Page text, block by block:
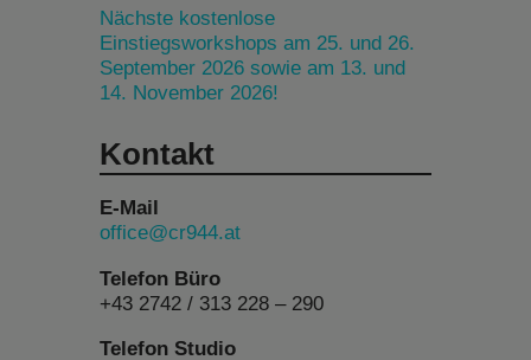
Nächste kostenlose
Einstiegsworkshops am 25. und 26.
September 2026 sowie am 13. und
14. November 2026!
Kontakt
E-Mail
office@cr944.at
Telefon Büro
+43 2742 / 313 228 – 290
Telefon Studio